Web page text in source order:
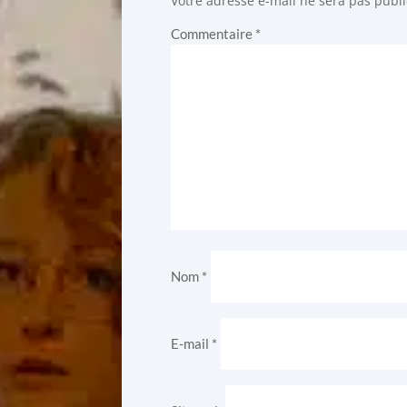
Commentaire *
Nom *
E-mail *